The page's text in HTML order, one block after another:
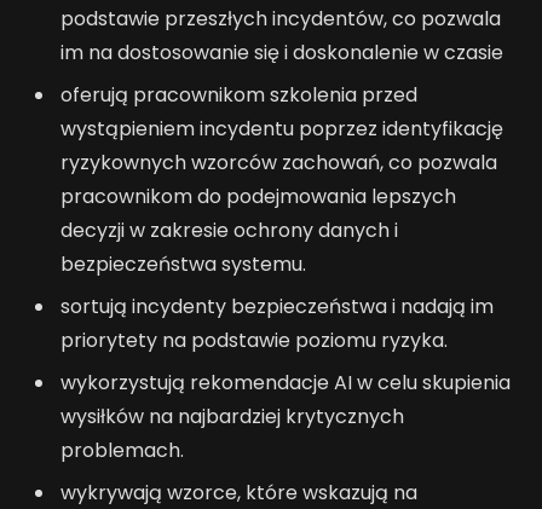
podstawie przeszłych incydentów, co pozwala
im na dostosowanie się i doskonalenie w czasie
oferują pracownikom szkolenia przed
wystąpieniem incydentu poprzez identyfikację
ryzykownych wzorców zachowań, co pozwala
pracownikom do podejmowania lepszych
decyzji w zakresie ochrony danych i
bezpieczeństwa systemu.
sortują incydenty bezpieczeństwa i nadają im
priorytety na podstawie poziomu ryzyka.
wykorzystują rekomendacje AI w celu skupienia
wysiłków na najbardziej krytycznych
problemach.
wykrywają wzorce, które wskazują na